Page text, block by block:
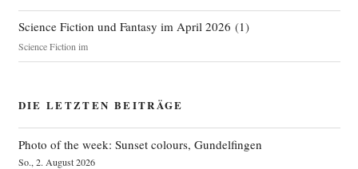
Science Fiction und Fantasy im April 2026 (1)
Science Fiction im
DIE LETZTEN BEITRÄGE
Photo of the week: Sunset colours, Gundelfingen
So., 2. August 2026